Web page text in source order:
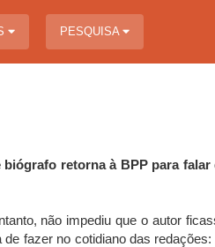
PESQUISA
retorna à BPP para falar
não impediu que o autor
fazer no cotidiano das